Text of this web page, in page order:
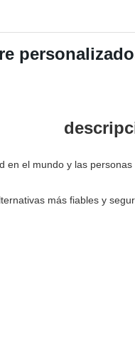
el mundo y las
más fiables y